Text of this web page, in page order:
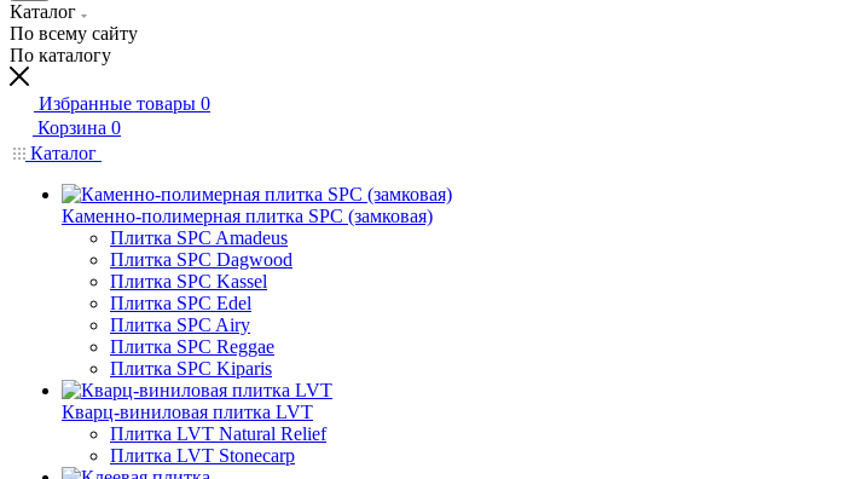
Каталог
По всему сайту
По каталогу
Избранные товары 0
Корзина 0
Каталог
Каменно-полимерная плитка SPC (замковая)
Плитка SPC Amadeus
Плитка SPC Dagwood
Плитка SPC Kassel
Плитка SPC Edel
Плитка SPC Airy
Плитка SPC Reggae
Плитка SPC Kiparis
Кварц-виниловая плитка LVT
Плитка LVT Natural Relief
Плитка LVT Stonecarp